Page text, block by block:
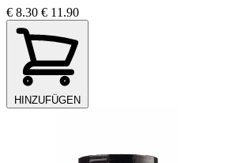
€ 8.30 € 11.90
HINZUFÜGEN